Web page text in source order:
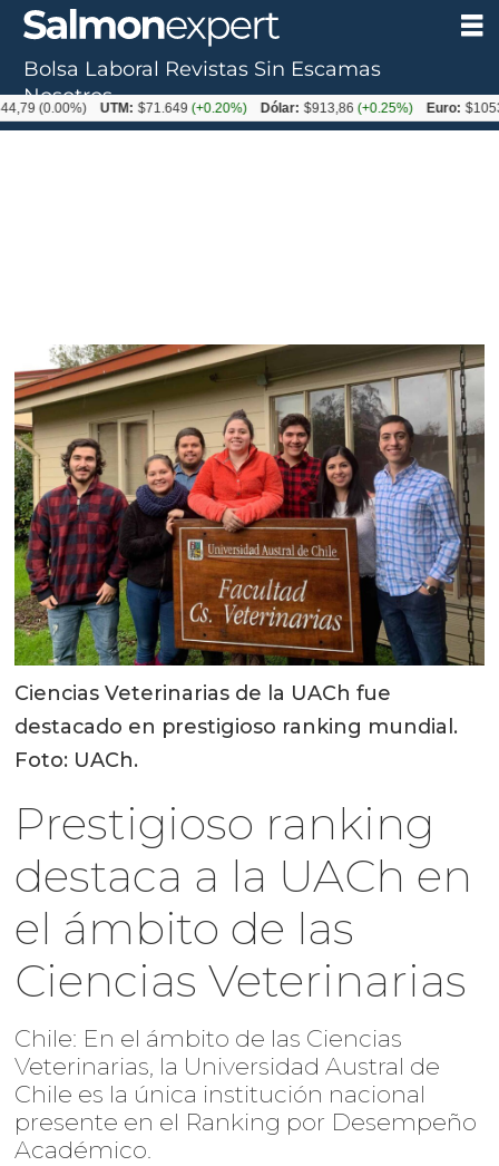
Ciencias Veterinarias de la UACh fue
destacado en prestigioso ranking mundial.
Foto: UACh.
Prestigioso ranking
destaca a la UACh en
el ámbito de las
Ciencias Veterinarias
Chile: En el ámbito de las Ciencias
Veterinarias, la Universidad Austral de
Chile es la única institución nacional
presente en el Ranking por Desempeño
Académico.
Bolsa Laboral Revistas Sin Escamas
Nosotros
UTM: $71.649(+0.20%) Dólar: $913,86(+0.25%) Euro: $1053,08 (-